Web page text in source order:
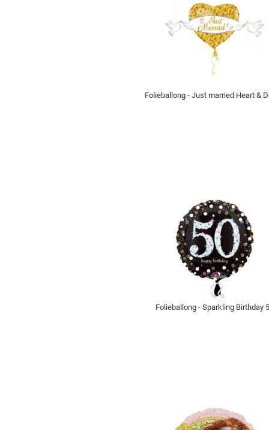
Folieballong - Just married Heart &
Folieballong - Sparkling Birthday